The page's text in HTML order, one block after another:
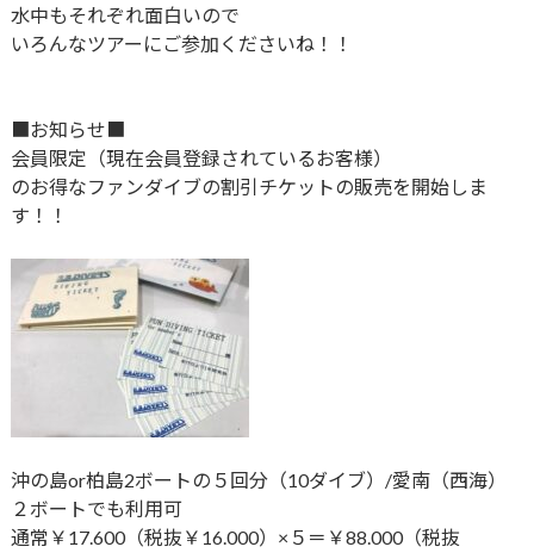
水中もそれぞれ面白いので
いろんなツアーにご参加くださいね！！
■お知らせ■
会員限定（現在会員登録されているお客様）
のお得なファンダイブの割引チケットの販売を開始しま
す！！
沖の島or柏島2ボートの５回分（10ダイブ）/愛南（西海）
２ボートでも利用可
通常￥17.600（税抜￥16.000）×５＝￥88.000（税抜